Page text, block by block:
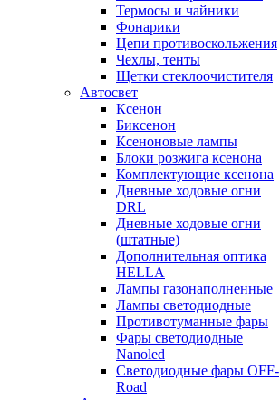
Термосы и чайники
Фонарики
Цепи противоскольжения
Чехлы, тенты
Щетки стеклоочистителя
Автосвет
Ксенон
Биксенон
Ксеноновые лампы
Блоки розжига ксенона
Комплектующие ксенона
Дневные ходовые огни
DRL
Дневные ходовые огни
(штатные)
Дополнительная оптика
HELLA
Лампы газонаполненные
Лампы светодиодные
Противотуманные фары
Фары светодиодные
Nanoled
Светодиодные фары OFF-
Road